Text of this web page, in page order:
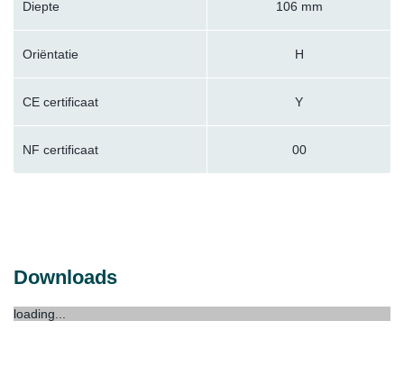
Diepte 106 mm
Oriëntatie H
CE certificaat Y
NF certificaat 00
Downloads
loading...